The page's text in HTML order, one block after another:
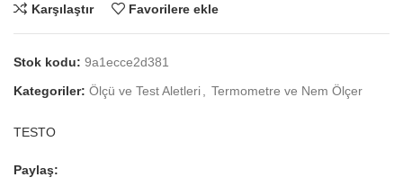
Karşılaştır Favorilere ekle
Stok kodu: 9a1ecce2d381
Kategoriler: Ölçü ve Test Aletleri Termometre ve Nem Ölçer
TESTO
Paylaş: